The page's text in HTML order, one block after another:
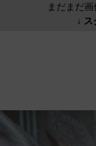
まだまだ画
↓